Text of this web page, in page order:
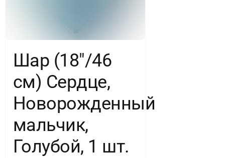
Шар (18″/46
см) Сердце,
Новорожденный
мальчик,
Голубой, 1 шт.